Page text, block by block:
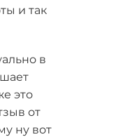
и так
в
это
от
ну вот